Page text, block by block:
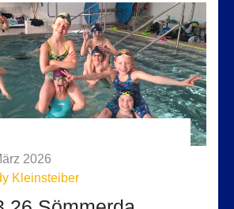
2026
Kleinsteiber